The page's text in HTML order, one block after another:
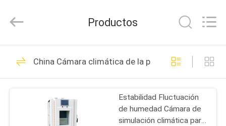
HOGAR
PRODUCTOS
GROUP
Reserved.
Cámaras de la
prueba ambiental
1689
Productos
China Cámara climática de la prueba
Estabilidad Fluctuación
de humedad Cámara de
simulación climática para